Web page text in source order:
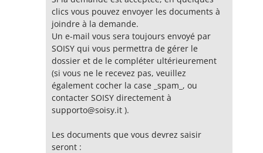
clics vous pouvez envoyer les documents à
joindre à la demande.
Un e-mail vous sera toujours envoyé par
SOISY qui vous permettra de gérer le
dossier et de le compléter ultérieurement
(si vous ne le recevez pas, veuillez
également cocher la case _spam_, ou
contacter SOISY directement à
supporto@soisy.it).
Les documents que vous devrez saisir
seront :